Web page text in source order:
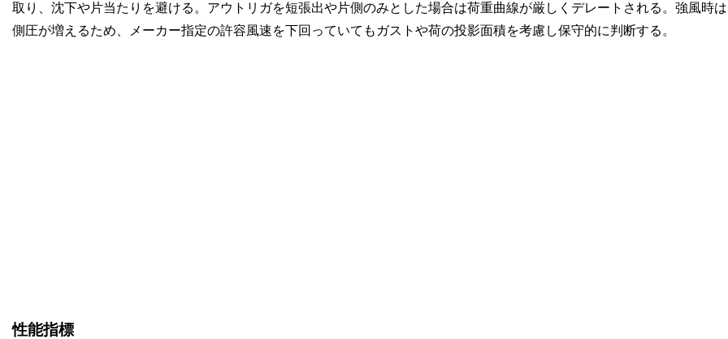
取り、沈下や片当たりを避ける。アウトリガを短張出や片側のみとした場合は荷重曲線が厳しくデレートされる。強風時は
側圧が増えるため、メーカー指定の許容風速を下回っていてもガストや荷の投影面積を考慮し保守的に判断する。
性能指標